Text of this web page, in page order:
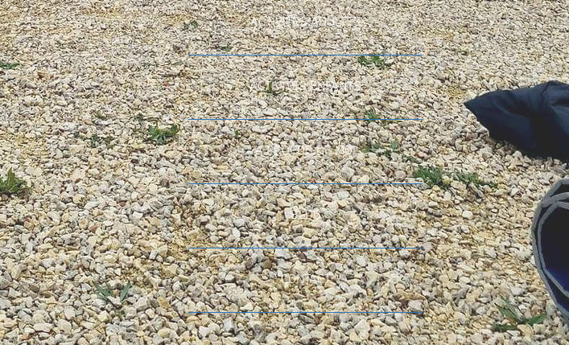
ACTIVITES ADULTES
ACTIVITES ENFANTS
A PROPOS DE MOI
BLOG
CONTACT